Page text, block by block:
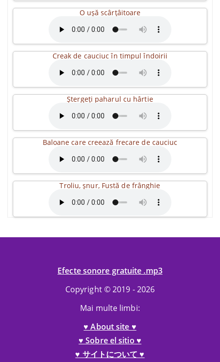
O ușă scârțâitoare
Creak de cauciuc în timpul îndoirii
Ștergeți paharul cu hârtie
Baloane care creează frecare de cauciuc
Troliu, șnur, Fustă de frânghie
Efecte sonore gratuite .mp3
Copyright © 2019 - 2026
Mai multe limbi:
♥ About site ♥
♥ Sobre el sitio ♥
♥ サイトについて ♥